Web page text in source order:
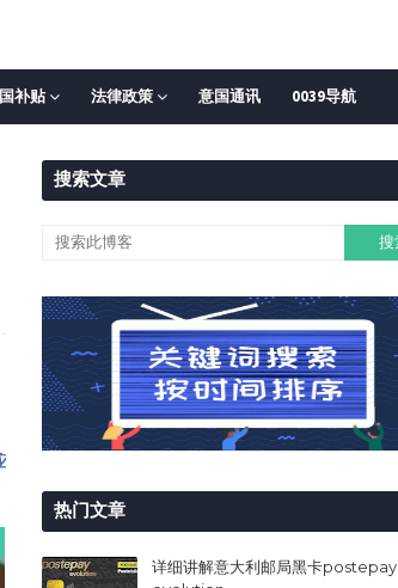
补贴 法律政策 意国通讯 0039导航
搜索文章
热门文章
详细讲解意大利邮局黑卡postepay